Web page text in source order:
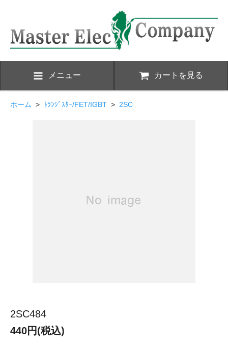
メニュー カートを見る
ホーム > ﾄﾗﾝｼﾞｽﾀｰ/FET/IGBT > 2SC
2SC484
440円(税込)